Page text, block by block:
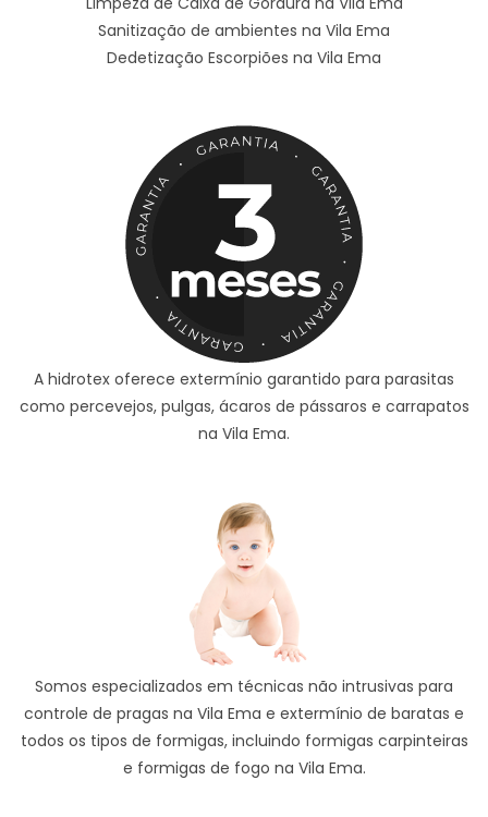
Sanitização de ambientes na Vila Ema
Dedetização Escorpiões na Vila Ema
A hidrotex oferece extermínio garantido para parasitas
como percevejos, pulgas, ácaros de pássaros e carrapatos
na Vila Ema.
Somos especializados em técnicas não intrusivas para
controle de pragas na Vila Ema e extermínio de baratas e
todos os tipos de formigas, incluindo formigas carpinteiras
e formigas de fogo na Vila Ema.